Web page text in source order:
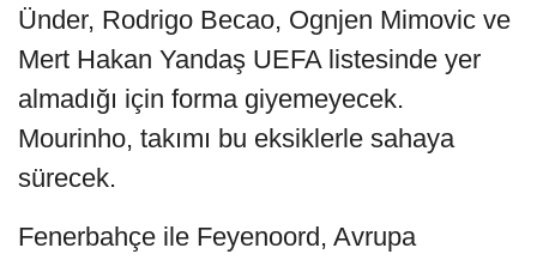
Ünder, Rodrigo Becao, Ognjen Mimovic ve
Mert Hakan Yandaş UEFA listesinde yer
almadığı için forma giyemeyecek.
Mourinho, takımı bu eksiklerle sahaya
sürecek.
Fenerbahçe ile Feyenoord, Avrupa